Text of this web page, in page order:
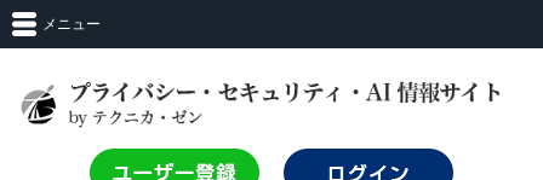
メニュー